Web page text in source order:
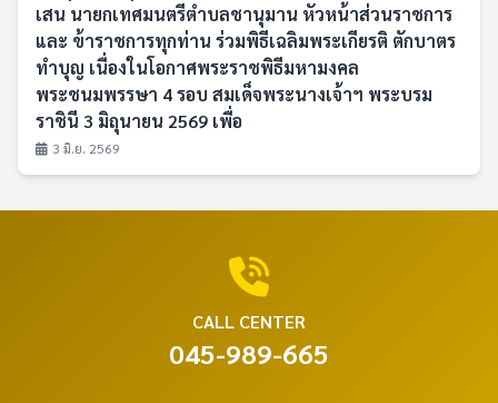
เสน นายกเทศมนตรีตำบลชานุมาน หัวหน้าส่วนราชการ
และ ข้าราชการทุกท่าน ร่วมพิธีเฉลิมพระเกียรติ ตักบาตร
ทำบุญ เนื่องในโอกาศพระราชพิธีมหามงคล
พระชนมพรรษา 4 รอบ สมเด็จพระนางเจ้าฯ พระบรม
ราชินี 3 มิถุนายน 2569 เพื่อ
3 มิ.ย. 2569
CALL CENTER
045-989-665